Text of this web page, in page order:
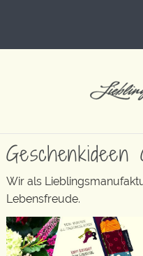
Geschenkideen
Wir als
Lebensfreude.